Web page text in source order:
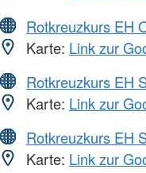
Rotkreuzkurs EH
Karte: Link zur
Rotkreuzkurs EH
Karte: Link zur
Rotkreuzkurs EH
Karte: Link zur